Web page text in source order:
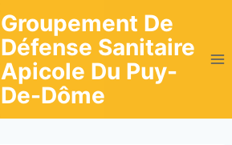
Groupement De
Défense Sanitaire
Apicole Du Puy-
De-Dôme